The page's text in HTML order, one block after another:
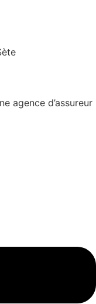
agence d’assureur